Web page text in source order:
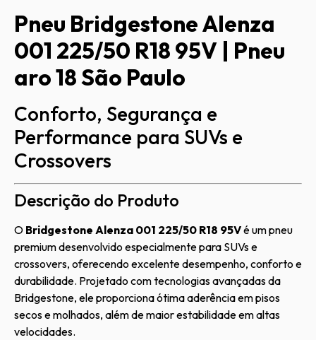
Pneu Bridgestone Alenza
001 225/50 R18 95V | Pneu
aro 18 São Paulo
Conforto, Segurança e
Performance para SUVs e
Crossovers
Descrição do Produto
O Bridgestone Alenza 001 225/50 R18 95Vé um pneu
premium desenvolvido especialmente para SUVs e
crossovers, oferecendo excelente desempenho, conforto e
durabilidade. Projetado com tecnologias avançadas da
Bridgestone, ele proporciona ótima aderência em pisos
secos e molhados, além de maior estabilidade em altas
velocidades.